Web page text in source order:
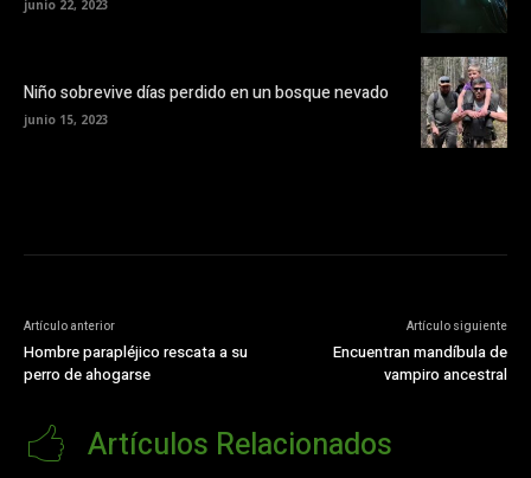
junio 22, 2023
Niño sobrevive días perdido en un bosque nevado
junio 15, 2023
Artículo anterior
Hombre parapléjico rescata a su
perro de ahogarse
Artículo siguiente
Encuentran mandíbula de
vampiro ancestral
Artículos Relacionados